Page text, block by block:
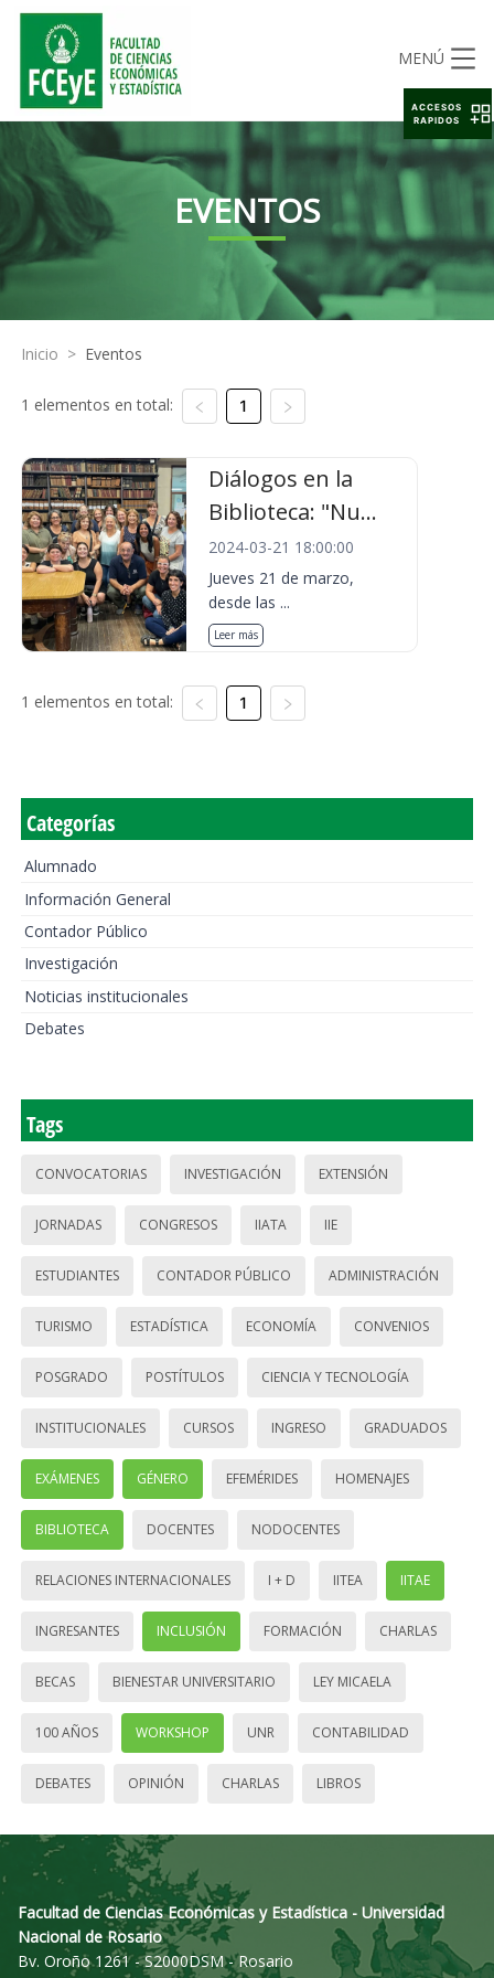
MENÚ
EVENTOS
Inicio > Eventos
1 elementos en total: 1
Diálogos en la
Biblioteca: "Nu...
2024-03-21 18:00:00
Jueves 21 de marzo,
desde las ...
Leer más
1 elementos en total: 1
Categorías
Alumnado
Información General
Contador Público
Investigación
Noticias institucionales
Debates
Tags
CONVOCATORIAS INVESTIGACIÓN EXTENSIÓN
JORNADAS CONGRESOS IIATA IIE
ESTUDIANTES CONTADOR PÚBLICO ADMINISTRACIÓN
TURISMO ESTADÍSTICA ECONOMÍA CONVENIOS
POSGRADO POSTÍTULOS CIENCIA Y TECNOLOGÍA
INSTITUCIONALES CURSOS INGRESO GRADUADOS
EXÁMENES GÉNERO EFEMÉRIDES HOMENAJES
BIBLIOTECA DOCENTES NODOCENTES
RELACIONES INTERNACIONALES I + D IITEA IITAE
INGRESANTES INCLUSIÓN FORMACIÓN CHARLAS
BECAS BIENESTAR UNIVERSITARIO LEY MICAELA
100 AÑOS WORKSHOP UNR CONTABILIDAD
DEBATES OPINIÓN CHARLAS LIBROS
Facultad de Ciencias Económicas y Estadística - Universidad
Nacional de Rosario
Bv. Oroño 1261 - S2000DSM - Rosario
ACCESOS
RAPIDOS